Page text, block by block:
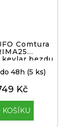
Comtura
48h (5 ks)
Kč
KOŠÍKU